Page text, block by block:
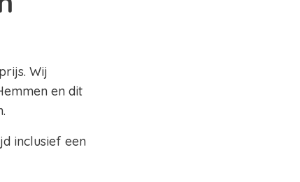
Wij
en dit
inclusief een